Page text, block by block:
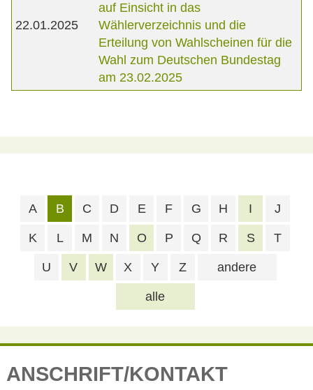
22.01.2025
auf Einsicht in das
Wählerverzeichnis und die
Erteilung von Wahlscheinen für die
Wahl zum Deutschen Bundestag
am 23.02.2025
alle
A B C D E F G H I J
K L M N O P Q R S T
U V W X Y Z andere
ANSCHRIFT/KONTAKT